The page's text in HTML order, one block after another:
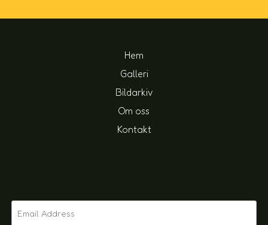
Hem
Galleri
Bildarkiv
Om oss
Kontakt